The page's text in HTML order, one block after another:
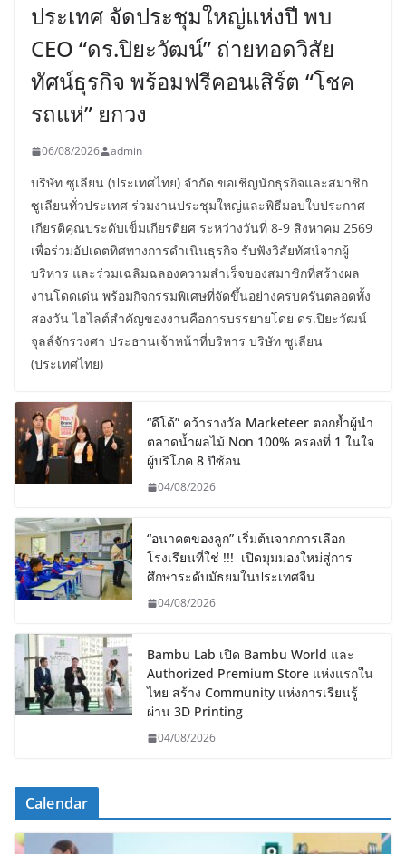
ประเทศ จัดประชุมใหญ่แห่งปี พบ
CEO “ดร.ปิยะวัฒน์” ถ่ายทอดวิสัย
ทัศน์ธุรกิจ พร้อมฟรีคอนเสิร์ต “โชค
รถแห่” ยกวง
06/08/2026 admin
บริษัท ซูเลียน (ประเทศไทย) จำกัด ขอเชิญนักธุรกิจและสมาชิก
ซูเลียนทั่วประเทศ ร่วมงานประชุมใหญ่และพิธีมอบใบประกาศ
เกียรติคุณประดับเข็มเกียรติยศ ระหว่างวันที่ 8-9 สิงหาคม 2569
เพื่อร่วมอัปเดตทิศทางการดำเนินธุรกิจ รับฟังวิสัยทัศน์จากผู้
บริหาร และร่วมเฉลิมฉลองความสำเร็จของสมาชิกที่สร้างผล
งานโดดเด่น พร้อมกิจกรรมพิเศษที่จัดขึ้นอย่างครบครันตลอดทั้ง
สองวัน ไฮไลต์สำคัญของงานคือการบรรยายโดย ดร.ปิยะวัฒน์
จุลล์จักรวงศา ประธานเจ้าหน้าที่บริหาร บริษัท ซูเลียน
(ประเทศไทย)
“ดีโด้” คว้ารางวัล Marketeer ตอกย้ำผู้นำ
ตลาดน้ำผลไม้ Non 100% ครองที่ 1 ในใจ
ผู้บริโภค 8 ปีซ้อน
04/08/2026
“อนาคตของลูก” เริ่มต้นจากการเลือก
โรงเรียนที่ใช่ !!! เปิดมุมมองใหม่สู่การ
ศึกษาระดับมัธยมในประเทศจีน
04/08/2026
Bambu Lab เปิด Bambu World และ
Authorized Premium Store แห่งแรกใน
ไทย สร้าง Community แห่งการเรียนรู้
ผ่าน 3D Printing
04/08/2026
Calendar